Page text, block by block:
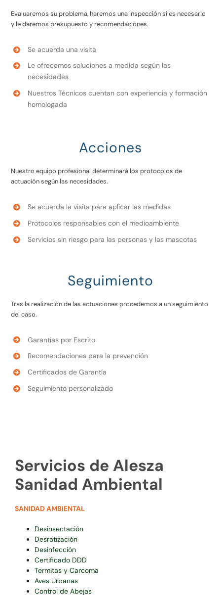
Evaluaremos su problema, haremos una inspección si es necesario
y le daremos presupuesto y recomendaciones.
Se acuerda una visita
Le ofrecemos soluciones a medida según las
necesidades
Nuestros Técnicos cuentan con experiencia y formación
homologada
Acciones
Nuestro equipo profesional determinará los protocolos de
actuación según las necesidades.
Se acuerda la visita para aplicar las medidas
Protocolos responsables con el medioambiente
Servicios sin riesgo para las personas y las mascotas
Seguimiento
Tras la realización de las actuaciones procedemos a un seguimiento
del caso.
Garantías por Escrito
Recomendaciones para la prevención
Certificados de Garantía
Seguimiento personalizado
Servicios de Alesza
Sanidad Ambiental
SANIDAD AMBIENTAL
Desinsectación
Desratización
Desinfección
Certificado DDD
Termitas y Carcoma
Aves Urbanas
Control de Abejas